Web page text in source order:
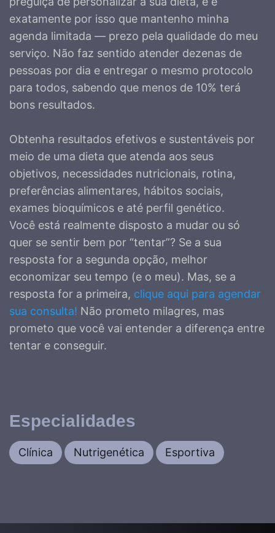
exatamente por isso que mantenho minha
agenda limitada — prezo pela qualidade do meu
serviço. Não faz sentido atender dezenas de
pessoas por dia e entregar o mesmo protocolo
para todos, sabendo que menos de 10% terá
bons resultados.
Obtenha resultados efetivos e sustentáveis por
meio de uma dieta que atenda aos seus
objetivos, necessidades nutricionais, rotina,
preferências alimentares, hábitos sociais,
exames bioquímicos e até perfil genético.
Você está realmente disposto a mudar ou só
quer se sentir bem por “tentar”? Se a sua
resposta for a segunda opção, melhor
economizar seu tempo (e o meu). Mas, se a
resposta for a primeira, clique aqui para agendar
sua consulta! Não prometo milagres, mas
prometo que você vai entender a diferença entre
tentar e conseguir.
Especialidades
Clínica Nutrigenética Esportiva